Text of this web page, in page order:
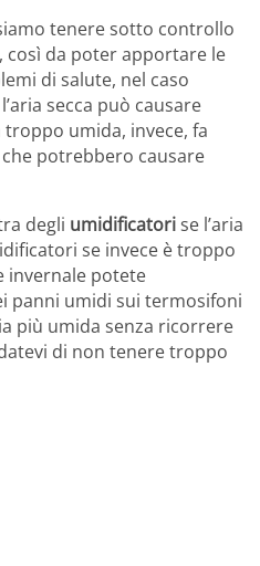
tenere sotto controllo
, così da poter apportare le
di salute, nel caso
secca può causare
umida, invece, fa
potrebbero causare
degli umidificatorise l’aria
se invece è troppo
invernale potete
panni umidi sui termosifoni
più umida senza ricorrere
di non tenere troppo